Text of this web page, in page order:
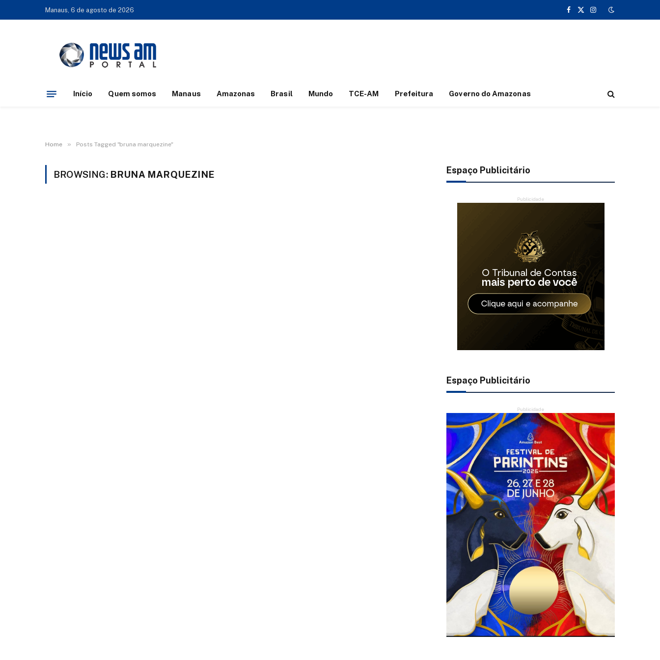
Manaus, 6 de agosto de 2026
Facebook
X
Instagram
Início Quem somos Manaus Amazonas Brasil Mundo TCE-AM Prefeitura Governo do Amazonas
Home » Posts Tagged "bruna marquezine"
BROWSING: BRUNA MARQUEZINE Espaço Publicitário
Publicidade
Espaço Publicitário
Publicidade